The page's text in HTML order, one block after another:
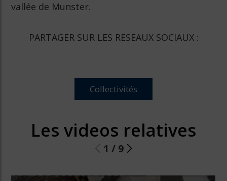
vallée de Munster.
PARTAGER SUR LES RESEAUX SOCIAUX :
Collectivités
Les videos relatives
1 / 9